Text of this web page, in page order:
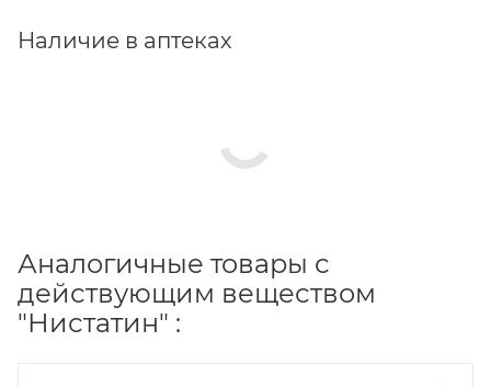
Наличие в аптеках
Аналогичные товары с
действующим веществом
"Нистатин" :